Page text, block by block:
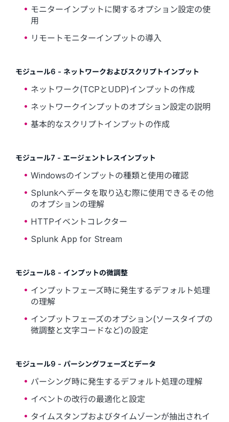
モニターインプットに関するオプション設定の使
用
リモートモニターインプットの導入
モジュール6 - ネットワークおよびスクリプトインプット
ネットワーク(TCPとUDP)インプットの作成
ネットワークインプットのオプション設定の説明
基本的なスクリプトインプットの作成
モジュール7 - エージェントレスインプット
Windowsのインプットの種類と使用の確認
Splunkへデータを取り込む際に使用できるその他
のオプションの理解
HTTPイベントコレクター
Splunk App for Stream
モジュール8 - インプットの微調整
インプットフェーズ時に発生するデフォルト処理
の理解
インプットフェーズのオプション(ソースタイプの
微調整と文字コードなど)の設定
モジュール9 - パーシングフェーズとデータ
パーシング時に発生するデフォルト処理の理解
イベントの改行の最適化と設定
タイムスタンプおよびタイムゾーンが抽出されイ